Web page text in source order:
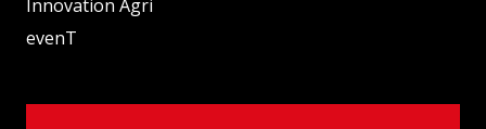
Innovation Agri
evenT